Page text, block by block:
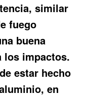
similar
fuego
buena
los impactos.
estar hecho
en